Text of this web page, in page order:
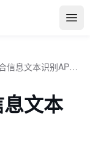
开发者福音！合合信息文本识别API全场景适配
文本